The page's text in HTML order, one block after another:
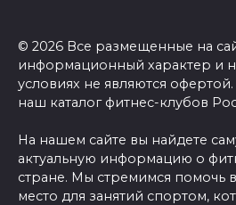
© 2026 Все размещенные на
информационный характер и
условиях не являются
наш каталог фитнес-клубов
На нашем сайте вы найдете
актуальную информацию о
стране. Мы стремимся помочь
место для занятий спортом,